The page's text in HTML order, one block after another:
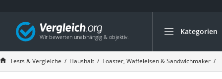
Kategorien
Die beliebtesten
Haushalt
Wassersprudler
Tests & Vergleiche Haushalt Toaster, Waffeleisen & Sandwichmaker